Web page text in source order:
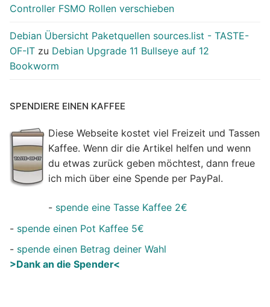
Controller FSMO Rollen verschieben
Debian Übersicht Paketquellen sources.list - TASTE-
OF-IT zu Debian Upgrade 11 Bullseye auf 12
Bookworm
SPENDIERE EINEN KAFFEE
Diese Webseite kostet viel Freizeit und Tassen
Kaffee. Wenn dir die Artikel helfen und wenn
du etwas zurück geben möchtest, dann freue
ich mich über eine Spende per PayPal.
- spende eine Tasse Kaffee 2€
- spende einen Pot Kaffee 5€
- spende einen Betrag deiner Wahl
>Dank an die Spender<